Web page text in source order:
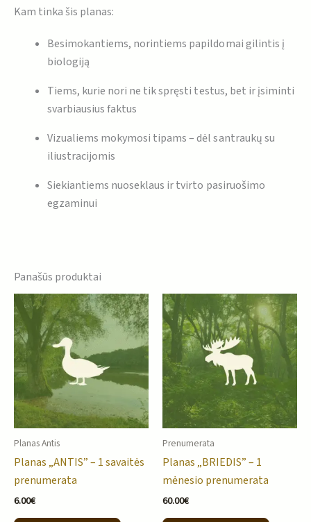
Kam tinka šis planas:
Besimokantiems, norintiems papildomai gilintis į
biologiją
Tiems, kurie nori ne tik spręsti testus, bet ir įsiminti
svarbiausius faktus
Vizualiems mokymosi tipams – dėl santraukų su
iliustracijomis
Siekiantiems nuoseklaus ir tvirto pasiruošimo
egzaminui
Panašūs produktai
Planas Antis
Planas „ANTIS” – 1 savaitės
prenumerata
6.00€
Prenumerata
Planas „BRIEDIS” – 1
mėnesio prenumerata
60.00€